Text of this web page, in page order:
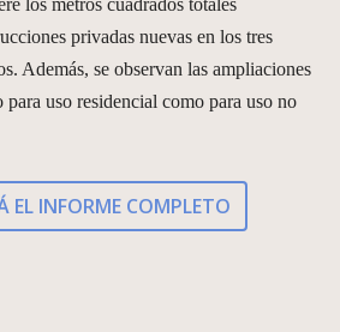
los metros cuadrados totales
privadas nuevas en los tres
Además, se observan las ampliaciones
para uso residencial como para uso no
EL INFORME COMPLETO